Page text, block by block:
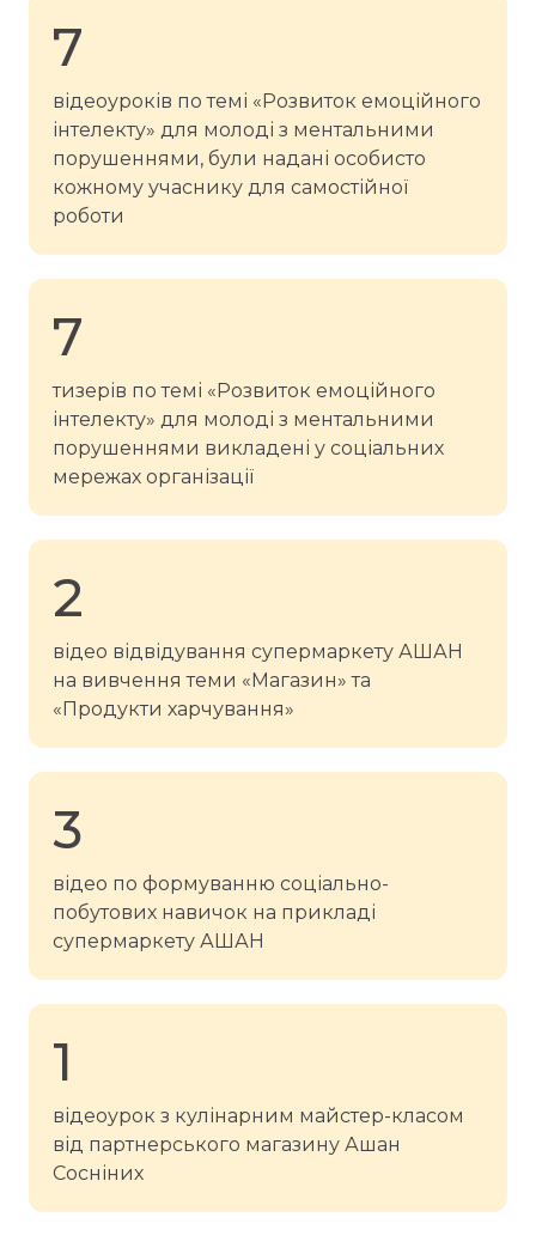
7
відеоуроків по темі «Розвиток емоційного
інтелекту» для молоді з ментальними
порушеннями, були надані особисто
кожному учаснику для самостійної
роботи
7
тизерів по темі «Розвиток емоційного
інтелекту» для молоді з ментальними
порушеннями викладені у соціальних
мережах організації
2
відео відвідування супермаркету АШАН
на вивчення теми «Магазин» та
«Продукти харчування»
3
відео по формуванню соціально-
побутових навичок на прикладі
супермаркету АШАН
1
відеоурок з кулінарним майстер-класом
від партнерського магазину Ашан
Сосніних